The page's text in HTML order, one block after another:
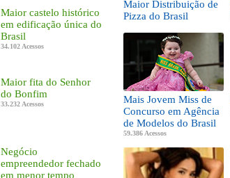
Maior castelo histórico
em edificação única do
Brasil
34.102 Acessos
Maior fita do Senhor
do Bonfim
33.232 Acessos
Negócio
empreendedor fechado
em menor tempo
Maior Distribuição de
Pizza do Brasil
Mais Jovem Miss de
Concurso em Agência
de Modelos do Brasil
59.386 Acessos